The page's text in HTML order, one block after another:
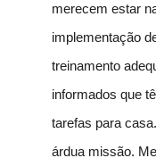
merecem estar
implementação
treinamento
informados que
tarefas para
árdua missão.